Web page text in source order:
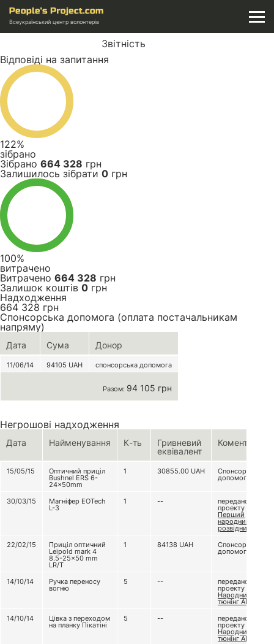
Всеукраїнський центр волонтерів
Звітність
Відповіді на запитання
122%
зібрано
Зібрано 664 328 грн
Залишилось зібрати 0 грн
100%
витрачено
Витрачено 664 328 грн
Залишок коштів 0 грн
Надходження
664 328 грн
Спонсорська допомога (оплата постачальникам
напряму)
Дата Сума Донор
11/06/14 94105 UAH спонсорська допомога
Разом: 94 105 грн
Негрошові надходження
Дата Найменування К-ть
Гривневий
еквівалент
Коментар
15/05/15 Оптичний приціл
Bushnel ERS 6-
24×50mm
1 30855.00 UAH Спонсорська
допомога
30/03/15 Магніфер EOTech
L-3
1 -- передано з
проекту
Перший
народний
розвідник
22/02/15
Приціл оптичний
Leipold mark 4
8.5-25x50 mm
LR/T
1 84138 UAH Спонсорська
допомога
14/10/14 Ручка переносу
вогню
5 -- передано з
проекту
Народний
тюнінг АК
14/10/14
Цівка з переходом
на планку Пікатіні
5 -- передано з
проекту
Народний
тюнінг АК